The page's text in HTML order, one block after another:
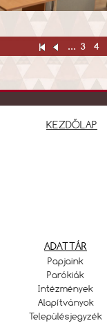
... 3 4
KEZDŐLAP
ADATTÁR
Papjaink
Parókiák
Intézmények
Alapítványok
Településjegyzék